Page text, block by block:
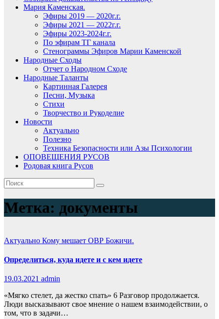
Мария Каменская.
Эфиры 2019 — 2020г.г.
Эфиры 2021 — 2022г.г.
Эфиры 2023-2024г.г.
По эфирам ТГ канала
Стенограммы Эфиров Марии Каменской
Народные Сходы
Отчет о Народном Сходе
Народные Таланты
Картинная Галерея
Песни, Музыка
Стихи
Творчество и Рукоделие
Новости
Актуально
Полезно
Техника Безопасности или Азы Психологии
ОПОВЕЩЕНИЯ РУСОВ
Родовая книга Русов
Метка: документы
Актуально Кому мешает ОВР Божичи.
Определиться, куда идете и с кем идете
19.03.2021 admin
«Мягко стелет, да жестко спать» 6 Разговор продолжается.
Люди высказывают свое мнение о нашем взаимодействии, о
том, что в задачи…